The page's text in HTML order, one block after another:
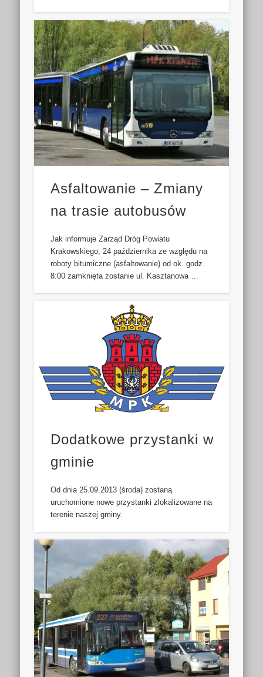
Asfaltowanie – Zmiany
na trasie autobusów
Jak informuje Zarząd Dróg Powiatu
Krakowskiego, 24 października ze względu na
roboty bitumiczne (asfaltowanie) od ok. godz.
8:00 zamknięta zostanie ul. Kasztanowa …
Dodatkowe przystanki w
gminie
Od dnia 25.09.2013 (środa) zostaną
uruchomione nowe przystanki zlokalizowane na
terenie naszej gminy.